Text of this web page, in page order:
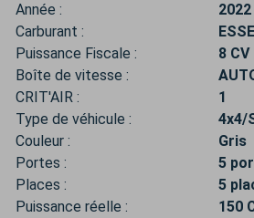
Année :
2022
Carburant :
Puissance Fiscale :
8 CV
Boîte de vitesse :
CRIT'AIR :
1
Type de véhicule :
4x4/
Couleur :
Gris
Portes :
5
Places :
5
Puissance réelle :
150